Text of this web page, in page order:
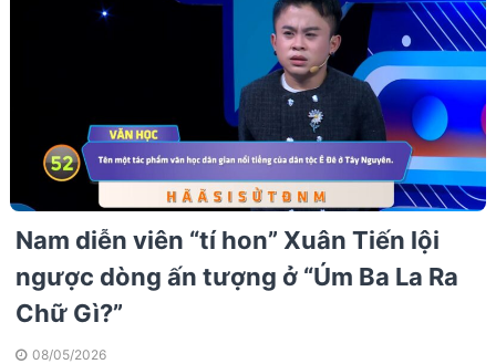
Nam diễn viên “tí hon” Xuân Tiến lội
ngược dòng ấn tượng ở “Úm Ba La Ra
Chữ Gì?”
08/05/2026